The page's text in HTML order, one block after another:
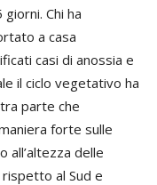
Chi ha
a casa
casi di anossia e
il ciclo vegetativo ha
parte che
forte sulle
all’altezza delle
al Sud e